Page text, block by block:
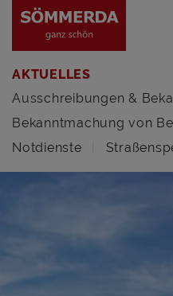
AKTUELLES
Ausschreibungen &
Bekanntmachung von
Notdienste